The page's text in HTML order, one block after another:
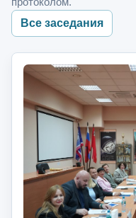
Все заседания